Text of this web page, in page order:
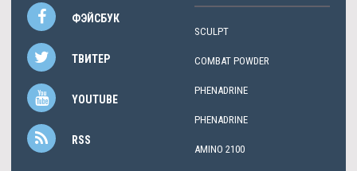
ФЭЙСБУК
ТВИТЕР
YOUTUBE
RSS
SCULPT
COMBAT POWDER
PHENADRINE
PHENADRINE
AMINO 2100